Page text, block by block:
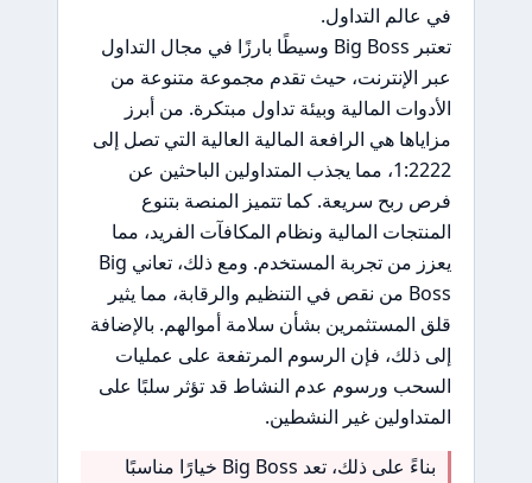
في عالم التداول.
تعتبر Big Boss وسيطًا بارزًا في مجال التداول
عبر الإنترنت، حيث تقدم مجموعة متنوعة من
الأدوات المالية وبيئة تداول مبتكرة. من أبرز
مزاياها هي الرافعة المالية العالية التي تصل إلى
1:2222، مما يجذب المتداولين الباحثين عن
فرص ربح سريعة. كما تتميز المنصة بتنوع
المنتجات المالية ونظام المكافآت الفريد، مما
يعزز من تجربة المستخدم. ومع ذلك، تعاني Big
Boss من نقص في التنظيم والرقابة، مما يثير
قلق المستثمرين بشأن سلامة أموالهم. بالإضافة
إلى ذلك، فإن الرسوم المرتفعة على عمليات
السحب ورسوم عدم النشاط قد تؤثر سلبًا على
المتداولين غير النشطين.
بناءً على ذلك، تعد Big Boss خيارًا مناسبًا